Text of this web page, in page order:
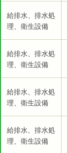
給排水、排水処
理、衛生設備
給排水、排水処
理、衛生設備
給排水、排水処
理、衛生設備
給排水、排水処
理、衛生設備